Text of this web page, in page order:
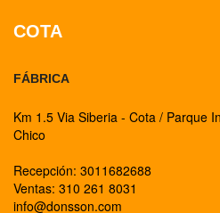
COTA
FÁBRICA
Km 1.5 Via Siberia - Cota / Parque
Chico
Recepción: 3011682688
Ventas: 310 261 8031
info@donsson.com